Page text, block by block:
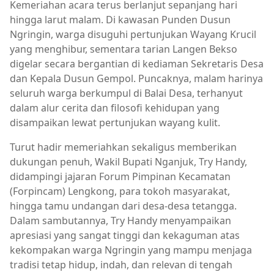
Kemeriahan acara terus berlanjut sepanjang hari
hingga larut malam. Di kawasan Punden Dusun
Ngringin, warga disuguhi pertunjukan Wayang Krucil
yang menghibur, sementara tarian Langen Bekso
digelar secara bergantian di kediaman Sekretaris Desa
dan Kepala Dusun Gempol. Puncaknya, malam harinya
seluruh warga berkumpul di Balai Desa, terhanyut
dalam alur cerita dan filosofi kehidupan yang
disampaikan lewat pertunjukan wayang kulit.
Turut hadir memeriahkan sekaligus memberikan
dukungan penuh, Wakil Bupati Nganjuk, Try Handy,
didampingi jajaran Forum Pimpinan Kecamatan
(Forpincam) Lengkong, para tokoh masyarakat,
hingga tamu undangan dari desa-desa tetangga.
Dalam sambutannya, Try Handy menyampaikan
apresiasi yang sangat tinggi dan kekaguman atas
kekompakan warga Ngringin yang mampu menjaga
tradisi tetap hidup, indah, dan relevan di tengah